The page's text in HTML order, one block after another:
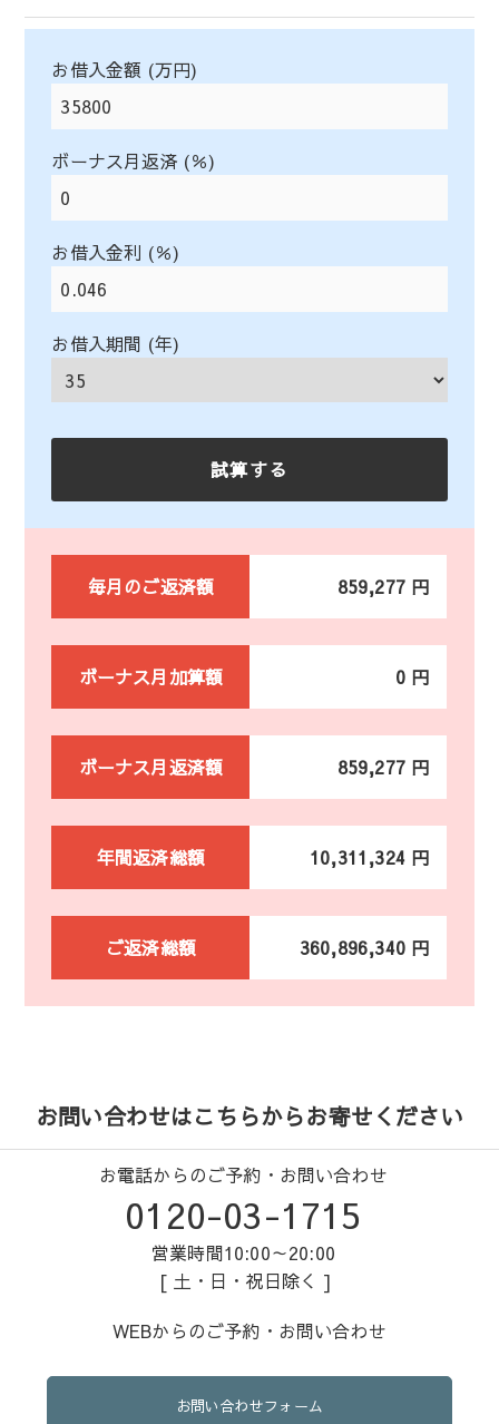
お借入金額 (万円)
ボーナス月返済 (％)
お借入金利 (％)
お借入期間 (年)
毎月のご返済額 859,277 円
ボーナス月加算額 0 円
ボーナス月返済額 859,277 円
年間返済総額 10,311,324 円
ご返済総額 360,896,340 円
お問い合わせはこちらからお寄せください
お電話からのご予約・お問い合わせ
0120-03-1715
営業時間10:00～20:00
[ 土・日・祝日除く ]
WEBからのご予約・お問い合わせ
お問い合わせフォーム